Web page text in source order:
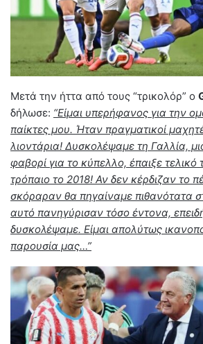
Mετά την ήττα από τους “τρικολόρ” ο
δήλωσε: “Είμαι υπερήφανος για την
παίκτες μου. Ήταν πραγματικοί
λιοντάρια! Δυσκολέψαμε τη Γαλλία,
φαβορί για το κύπελλο, έπαιξε τελικό
τρόπαιο το 2018! Αν δεν κέρδιζαν το
σκόραραν θα πηγαίναμε πιθανότατα
αυτό πανηγύρισαν τόσο έντονα,
δυσκολέψαμε. Είμαι απολύτως
παρουσία μας…”